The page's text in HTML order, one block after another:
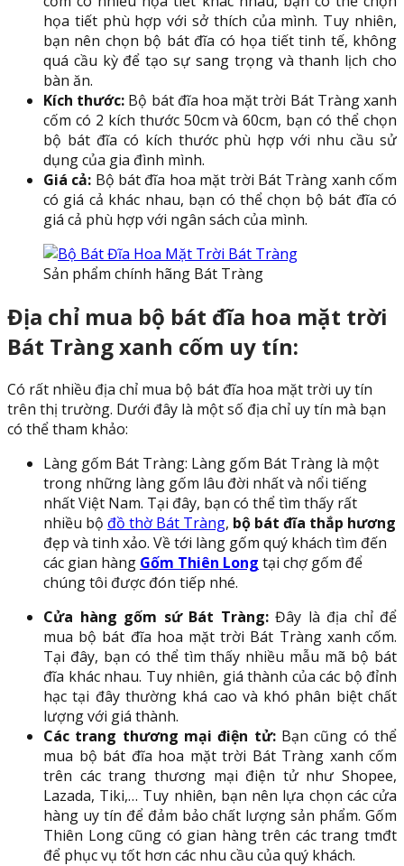
họa tiết phù hợp với sở thích của mình. Tuy nhiên,
bạn nên chọn bộ bát đĩa có họa tiết tinh tế, không
quá cầu kỳ để tạo sự sang trọng và thanh lịch cho
bàn ăn.
Kích thước: Bộ bát đĩa hoa mặt trời Bát Tràng xanh
cốm có 2 kích thước 50cm và 60cm, bạn có thể chọn
bộ bát đĩa có kích thước phù hợp với nhu cầu sử
dụng của gia đình mình.
Giá cả: Bộ bát đĩa hoa mặt trời Bát Tràng xanh cốm
có giá cả khác nhau, bạn có thể chọn bộ bát đĩa có
giá cả phù hợp với ngân sách của mình.
Sản phẩm chính hãng Bát Tràng
Địa chỉ mua bộ bát đĩa hoa mặt trời
Bát Tràng xanh cốm uy tín:
Có rất nhiều địa chỉ mua bộ bát đĩa hoa mặt trời uy tín
trên thị trường. Dưới đây là một số địa chỉ uy tín mà bạn
có thể tham khảo:
Làng gốm Bát Tràng: Làng gốm Bát Tràng là một
trong những làng gốm lâu đời nhất và nổi tiếng
nhất Việt Nam. Tại đây, bạn có thể tìm thấy rất
nhiều bộ đồ thờ Bát Tràng, bộ bát đĩa thắp hương
đẹp và tinh xảo. Về tới làng gốm quý khách tìm đến
các gian hàng Gốm Thiên Long tại chợ gốm để
chúng tôi được đón tiếp nhé.
Cửa hàng gốm sứ Bát Tràng:Đây là địa chỉ để
mua bộ bát đĩa hoa mặt trời Bát Tràng xanh cốm.
Tại đây, bạn có thể tìm thấy nhiều mẫu mã bộ bát
đĩa khác nhau. Tuy nhiên, giá thành của các bộ đỉnh
hạc tại đây thường khá cao và khó phân biệt chất
lượng với giá thành.
Các trang thương mại điện tử:Bạn cũng có thể
mua bộ bát đĩa hoa mặt trời Bát Tràng xanh cốm
trên các trang thương mại điện tử như Shopee,
Lazada, Tiki,… Tuy nhiên, bạn nên lựa chọn các cửa
hàng uy tín để đảm bảo chất lượng sản phẩm. Gốm
Thiên Long cũng có gian hàng trên các trang tmđt
để phục vụ tốt hơn các nhu cầu của quý khách.